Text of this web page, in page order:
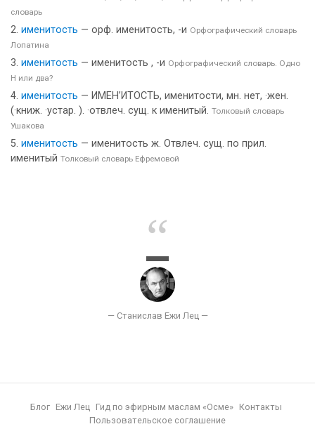
словарь
именитость — орф. именитость, -и Орфографический словарь
Лопатина
именитость — именитость , -и Орфографический словарь. Одно
Н или два?
именитость — ИМЕН’ИТОСТЬ, именитости, мн. нет, ·жен.
(·книж. ·устар. ). ·отвлеч. сущ. к именитый. Толковый словарь
Ушакова
именитость — именитость ж. Отвлеч. сущ. по прил.
именитый Толковый словарь Ефремовой
Блог Ежи Лец Гид по эфирным маслам «Осме»
Контакты
Пользовательское соглашение